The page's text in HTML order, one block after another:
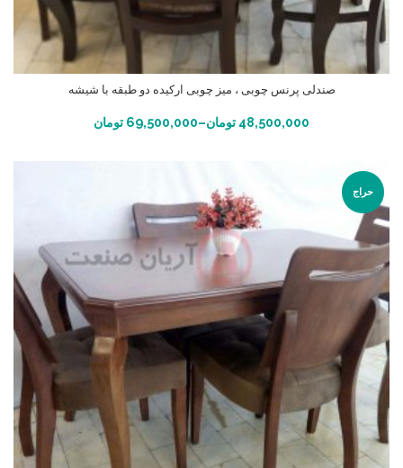
صندلی پرنس چوبی ، میز چوبی ارکیده دو طبقه با شیشه
48,500,000 تومان–
69,500,000 تومان انتخاب گزینه ها
حراج